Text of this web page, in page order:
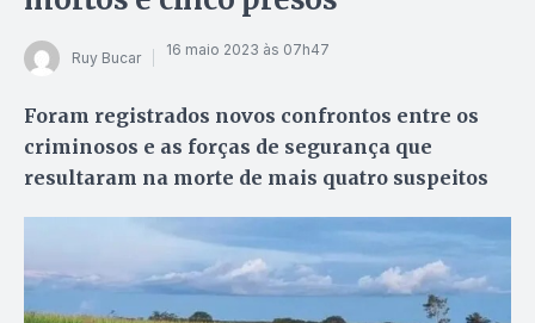
Ruy Bucar 16 maio 2023 às 07h47
Foram registrados novos confrontos entre os
criminosos e as forças de segurança que
resultaram na morte de mais quatro suspeitos